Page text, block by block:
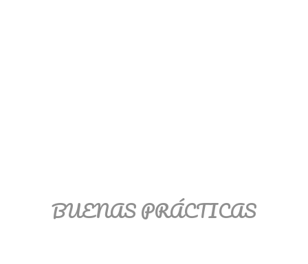
BUENAS PRÁCTICAS